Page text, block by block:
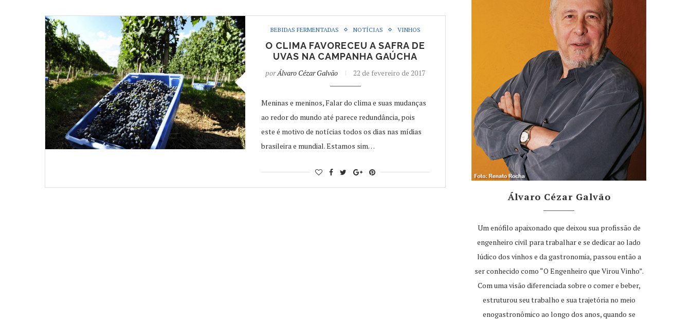
BEBIDAS FERMENTADAS NOTÍCIAS VINHOS
O CLIMA FAVORECEU A SAFRA DE
UVAS NA CAMPANHA GAÚCHA
porÁlvaro Cézar Galvão 22 de fevereiro de 2017
Meninas e meninos, Falar do clima e suas mudanças
ao redor do mundo até parece redundância, pois
este é motivo de notícias todos os dias nas mídias
brasileira e mundial. Estamos sim…
Álvaro Cézar Galvão
Um enófilo apaixonado que deixou sua profissão de
engenheiro civil para trabalhar e se dedicar ao lado
lúdico dos vinhos e da gastronomia, passou então a
ser conhecido como “O Engenheiro que Virou Vinho”.
Com uma visão diferenciada sobre o comer e beber,
estruturou seu trabalho e sua trajetória no meio
enogastronômico ao longo dos anos, quando se